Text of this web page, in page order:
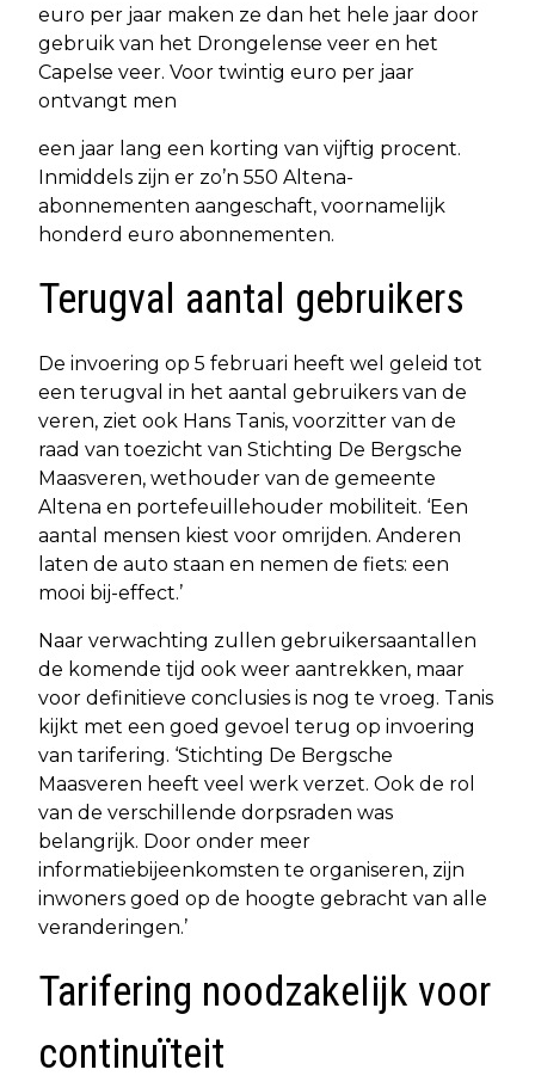
euro per jaar maken ze dan het hele jaar door
gebruik van het Drongelense veer en het
Capelse veer. Voor twintig euro per jaar
ontvangt men
een jaar lang een korting van vijftig procent.
Inmiddels zijn er zo’n 550 Altena-
abonnementen aangeschaft, voornamelijk
honderd euro abonnementen.
Terugval aantal gebruikers
De invoering op 5 februari heeft wel geleid tot
een terugval in het aantal gebruikers van de
veren, ziet ook Hans Tanis, voorzitter van de
raad van toezicht van Stichting De Bergsche
Maasveren, wethouder van de gemeente
Altena en portefeuillehouder mobiliteit. ‘Een
aantal mensen kiest voor omrijden. Anderen
laten de auto staan en nemen de fiets: een
mooi bij-effect.’
Naar verwachting zullen gebruikersaantallen
de komende tijd ook weer aantrekken, maar
voor definitieve conclusies is nog te vroeg. Tanis
kijkt met een goed gevoel terug op invoering
van tarifering. ‘Stichting De Bergsche
Maasveren heeft veel werk verzet. Ook de rol
van de verschillende dorpsraden was
belangrijk. Door onder meer
informatiebijeenkomsten te organiseren, zijn
inwoners goed op de hoogte gebracht van alle
veranderingen.’
Tarifering noodzakelijk voor
continuïteit